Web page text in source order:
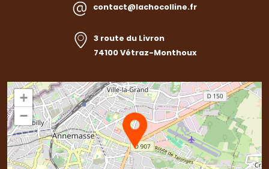
contact@lachocolline.fr
3 route du Livron
74100 Vétraz-Monthoux
+
−